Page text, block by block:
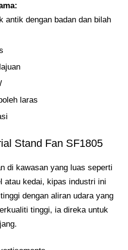
antik dengan badan dan bilah
laras
Stand Fan SF1805
di kawasan yang luas seperti
atau kedai, kipas industri ini
dengan aliran udara yang
tinggi, ia direka untuk